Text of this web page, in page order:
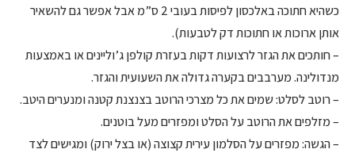
כשהיא חתוכה באלכסון לפיסות בעובי 2 ס”מ אבל אפשר גם להשאיר
אותן ארוכות או חתוכות דק לטבעות).
– חותכים את הגזר לרצועות דקות בעזרת קולפן ג’וליינים או באמצעות
מנדולינה. מערבבים בקערה גדולה את השעועית והגזר.
– רוטב לסלט: שמים את כל מצרכי הרוטב בצנצנת קטנה ומנערים היטב.
– מזלפים את הרוטב על הסלט ומפזרים מעל בוטנים.
– הגשה: מפזרים על הסלמון עירית קצוצה (או בצל ירוק) ומגישים לצד